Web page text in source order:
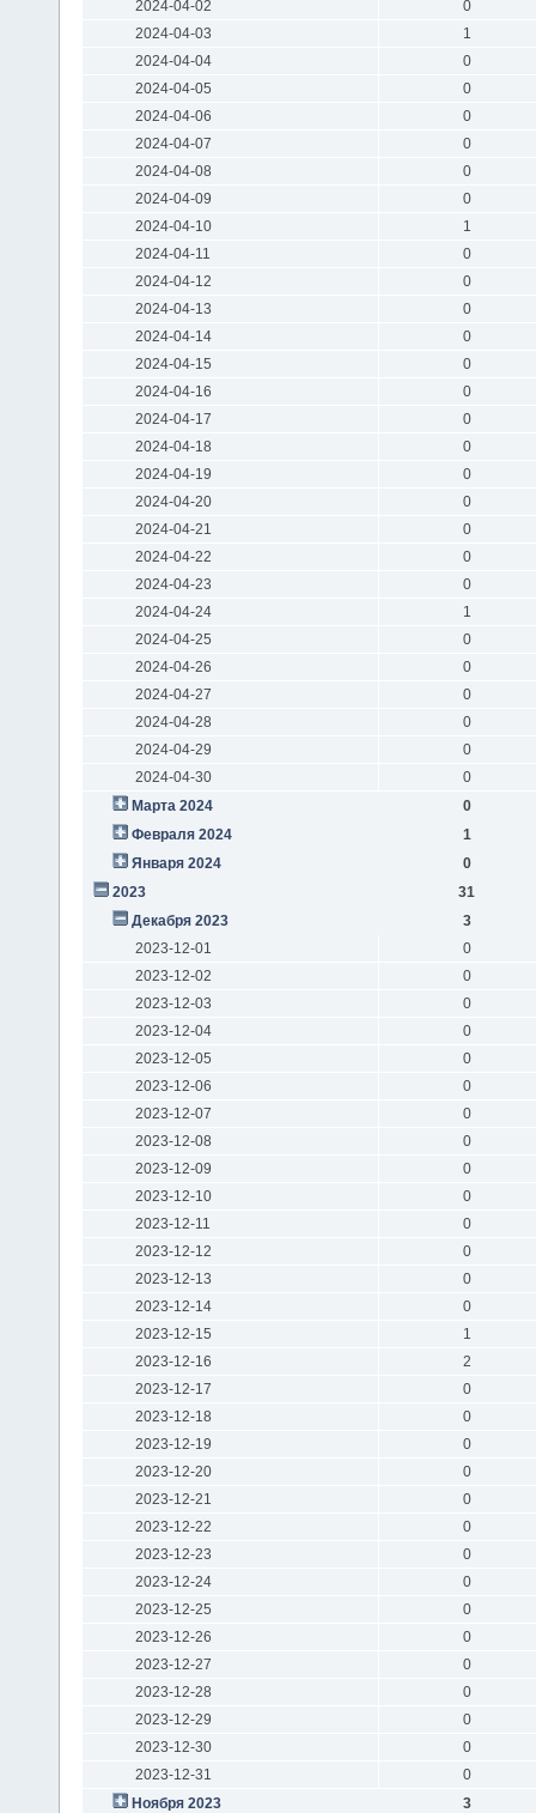
2024-04-02
0
2024-04-03
1
2024-04-04
0
2024-04-05
0
2024-04-06
0
2024-04-07
0
2024-04-08
0
2024-04-09
0
2024-04-10
1
2024-04-11
0
2024-04-12
0
2024-04-13
0
2024-04-14
0
2024-04-15
0
2024-04-16
0
2024-04-17
0
2024-04-18
0
2024-04-19
0
2024-04-20
0
2024-04-21
0
2024-04-22
0
2024-04-23
0
2024-04-24
1
2024-04-25
0
2024-04-26
0
2024-04-27
0
2024-04-28
0
2024-04-29
0
2024-04-30
0
Марта 2024
0
Февраля 2024
1
Января 2024
0
2023
31
Декабря 2023
3
2023-12-01
0
2023-12-02
0
2023-12-03
0
2023-12-04
0
2023-12-05
0
2023-12-06
0
2023-12-07
0
2023-12-08
0
2023-12-09
0
2023-12-10
0
2023-12-11
0
2023-12-12
0
2023-12-13
0
2023-12-14
0
2023-12-15
1
2023-12-16
2
2023-12-17
0
2023-12-18
0
2023-12-19
0
2023-12-20
0
2023-12-21
0
2023-12-22
0
2023-12-23
0
2023-12-24
0
2023-12-25
0
2023-12-26
0
2023-12-27
0
2023-12-28
0
2023-12-29
0
2023-12-30
0
2023-12-31
0
Ноября 2023
3